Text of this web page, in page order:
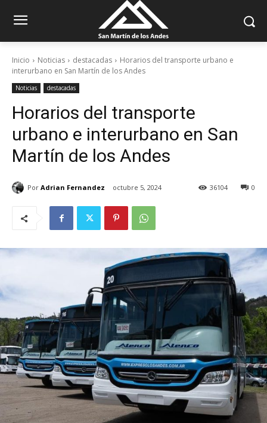
Inicio Noticias destacadas
Horarios del transporte urbano e
interurbano en San Martín de los Andes
Noticias destacadas
Horarios del transporte
urbano e interurbano en San
Martín de los Andes
Por Adrian Fernandez octubre 5, 2024 0
36104